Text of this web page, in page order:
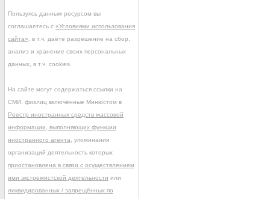
Пользуясь данным ресурсом вы
соглашаетесь с «Условиями использования
сайта» , в т.ч. даёте разрешение на сбор,
анализ и хранение своих персональных
данных, в т.ч. cookies.
На сайте могут содержаться ссылки на
СМИ, физлиц включённые Минюстом в
Реестр иностранных средств массовой
информации, выполняющих функции
иностранного агента , упоминания
организаций деятельность которых
приостановлена в связи с осуществлением
ими экстремистской деятельности или
ликвидированных / запрещённых по